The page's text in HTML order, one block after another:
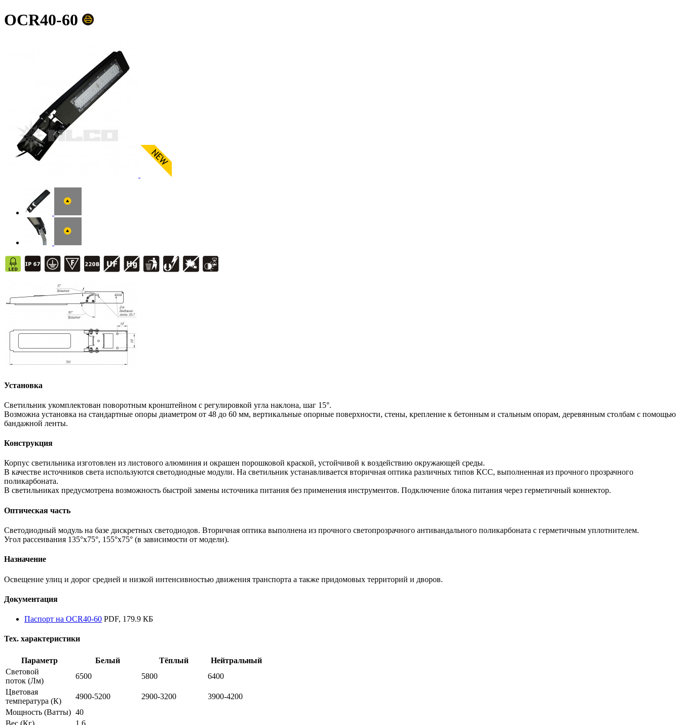
OCR40-60
Установка
Светильник укомплектован поворотным кронштейном с регулировкой угла наклона, шаг 15°.
Возможна установка на стандартные опоры диаметром от 48 до 60 мм, вертикальные опорные поверхности, стены, крепление к бетонным и стальным опорам, деревянным столбам с помощью
бандажной ленты.
Конструкция
Корпус светильника изготовлен из листового алюминия и окрашен порошковой краской, устойчивой к воздействию окружающей среды.
В качестве источников света используются светодиодные модули. На светильник устанавливается вторичная оптика различных типов КСС, выполненная из прочного прозрачного
поликарбоната.
В светильниках предусмотрена возможность быстрой замены источника питания без применения инструментов. Подключение блока питания через герметичный коннектор.
Оптическая часть
Светодиодный модуль на базе дискретных светодиодов. Вторичная оптика выполнена из прочного светопрозрачного антивандального поликарбоната с герметичным уплотнителем.
Угол рассеивания 135°х75°, 155°х75° (в зависимости от модели).
Назначение
Освещение улиц и дорог средней и низкой интенсивностью движения транспорта а также придомовых территорий и дворов.
Документация
Паспорт на OCR40-60 PDF, 179.9 КБ
Тех. характеристики
Параметр Белый Тёплый
Нейтральный
Световой
поток (Лм)
6500 5800
6400
Цветовая
температура (К)
4900-5200 2900-3200
3900-4200
Мощность (Ватты) 40
Вес (Кг) 1,6